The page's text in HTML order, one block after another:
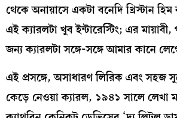
থেকে অনায়াসে একটা বনেদি খ্রিস্টান হিম
এই ক্যারলটা খুব ইন্টারেস্টিং; এর
জন্য ক্যারলটা সঙ্গে-সঙ্গে আমার কানে
এই প্রসঙ্গে, অসাধারণ লিরিক এবং সহজ
কেড়ে নেওয়া ক্যারল, ১৯৪১ সালে লেখা